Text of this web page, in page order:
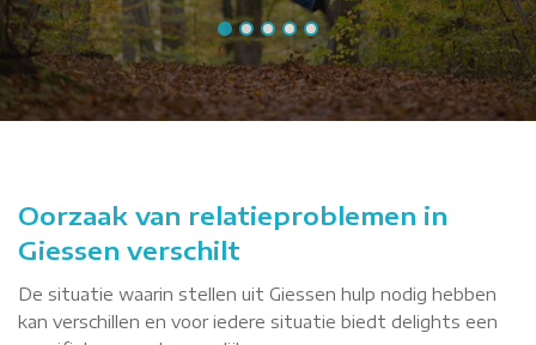
Oorzaak van relatieproblemen in
Giessen verschilt
De situatie waarin stellen uit Giessen hulp nodig hebben
kan verschillen en voor iedere situatie biedt delights een